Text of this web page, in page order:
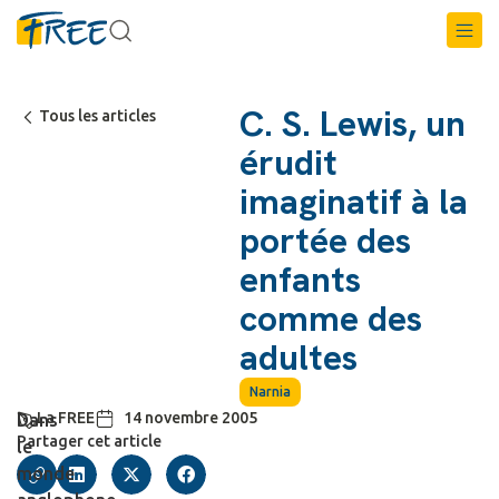
Tous les articles
C. S. Lewis, un
érudit
imaginatif à la
portée des
enfants
comme des
adultes
Narnia
La FREE
14 novembre 2005
Partager cet article
Dans
le
monde